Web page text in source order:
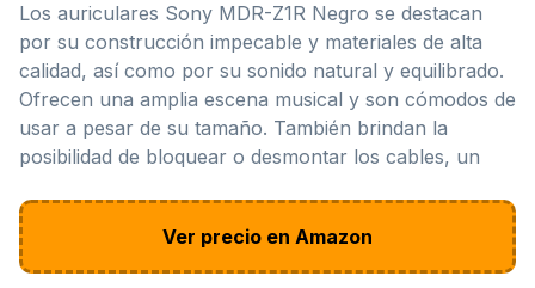
Los auriculares Sony MDR-Z1R Negro se destacan
por su construcción impecable y materiales de alta
calidad, así como por su sonido natural y equilibrado.
Ofrecen una amplia escena musical y son cómodos de
usar a pesar de su tamaño. También brindan la
posibilidad de bloquear o desmontar los cables, un
Ver precio en Amazon